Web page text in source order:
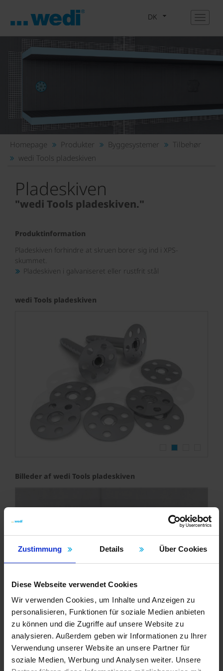
Zustimmung Details Über Cookies
Diese Webseite verwendet Cookies
Wir verwenden Cookies, um Inhalte und Anzeigen zu
personalisieren, Funktionen für soziale Medien anbieten
zu können und die Zugriffe auf unsere Website zu
analysieren. Außerdem geben wir Informationen zu Ihrer
Verwendung unserer Website an unsere Partner für
soziale Medien, Werbung und Analysen weiter. Unsere
DK
Homepage Produkter Byggesystemer
Tilbehør
wedi Tools pladeskiven
Pladeskiven
"wedi Tools pladeskiven."
Produktinformation
Pladeskiven forhindre at skruen borer sig ind i XPS-
skummet.
Pladeskiven i galvaniseret eller rustfrit stål
wedi Tools pladeskiven
Billeder af wedi Tools pladeskiven
Hurtigt overblik